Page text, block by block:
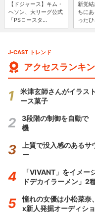
【ドジャース】キム・
ヘソン、大リーグ公式
「PSロースタ...
新党
ちに
った
J-CAST トレンド
アクセスランキ
米津玄師さんがイラス
ース菓子
3段階の制御を自動で
機
上質で没入感のある
ー
「VIVANT」をイメ
ドデカイラーメン」2
憧れの女優は小松菜
x新人発掘オーディシ